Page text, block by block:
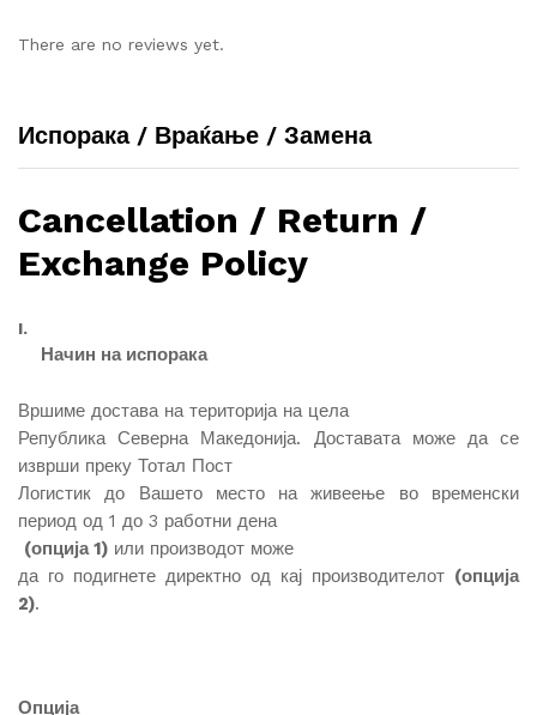
There are no reviews yet.
Испорака / Враќање / Замена
Cancellation / Return /
Exchange Policy
I.
Начин на испорака
Вршиме достава на територија на цела
Република Северна Македонија. Доставата може да се
изврши преку Тотал Пост
Логистик до Вашето место на живеење во временски
период од 1 до 3 работни дена
(опција 1) или производот може
да го подигнете директно од кај производителот (опција
2).
Опција